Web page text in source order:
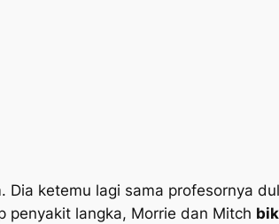
Dia ketemu lagi sama profesornya
penyakit langka, Morrie dan Mitch